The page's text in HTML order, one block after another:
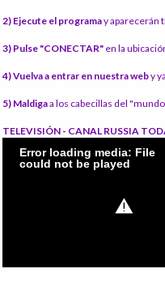
2) Ejecute el programay aparecerán
3) Pulse "CONECTAR" en la
4) Vuelva a entrar en nuestra weby
5) Maldigaa los cabecillas del
TELEVISIÓN - CANAL RUSSIA